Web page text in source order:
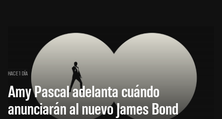
HACE 1 DÍA
Amy Pascal adelanta cuándo
anunciarán al nuevo James Bond